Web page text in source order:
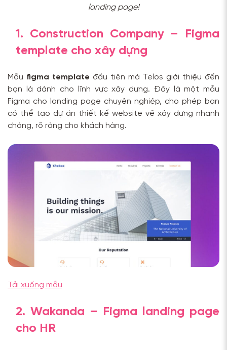
landing page!
1. Construction Company – Figma
template cho xây dựng
Mẫu figma template đầu tiên mà Telos giới thiệu đến
bạn là dành cho lĩnh vực xây dựng. Đây là một mẫu
Figma cho landing page chuyên nghiệp, cho phép bạn
có thể tạo dự án thiết kế website về xây dựng nhanh
chóng, rõ ràng cho khách hàng.
Tải xuống mẫu
2. Wakanda – Figma landing page
cho HR